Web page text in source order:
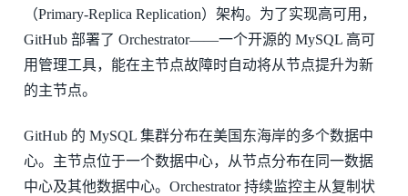
（Primary-Replica Replication）架构。为了实现高可用，
GitHub 部署了 Orchestrator——一个开源的 MySQL 高可
用管理工具，能在主节点故障时自动将从节点提升为新
的主节点。
GitHub 的 MySQL 集群分布在美国东海岸的多个数据中
心。主节点位于一个数据中心，从节点分布在同一数据
中心及其他数据中心。Orchestrator 持续监控主从复制状